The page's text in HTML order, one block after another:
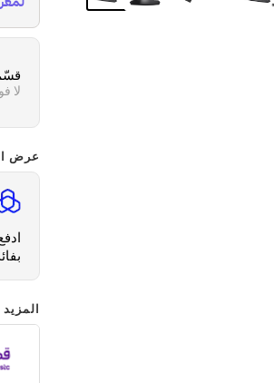
قسّم
لا
عرض
ادفع
بفائدة 0% مع